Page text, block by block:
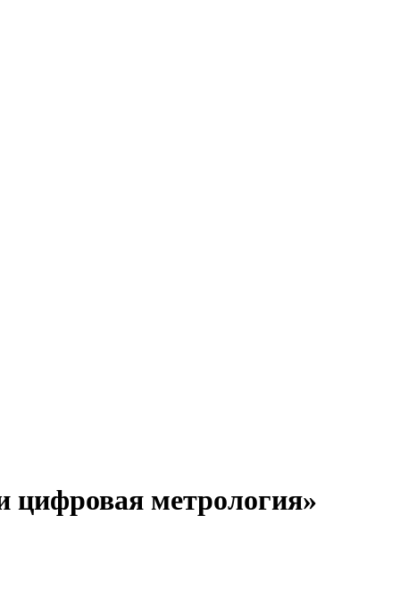
метрология»